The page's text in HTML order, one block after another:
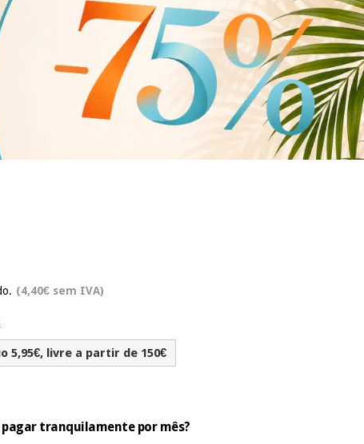
(4,40€ sem IVA)
5,95€, livre a partir de 150€
tranquilamente por mês?